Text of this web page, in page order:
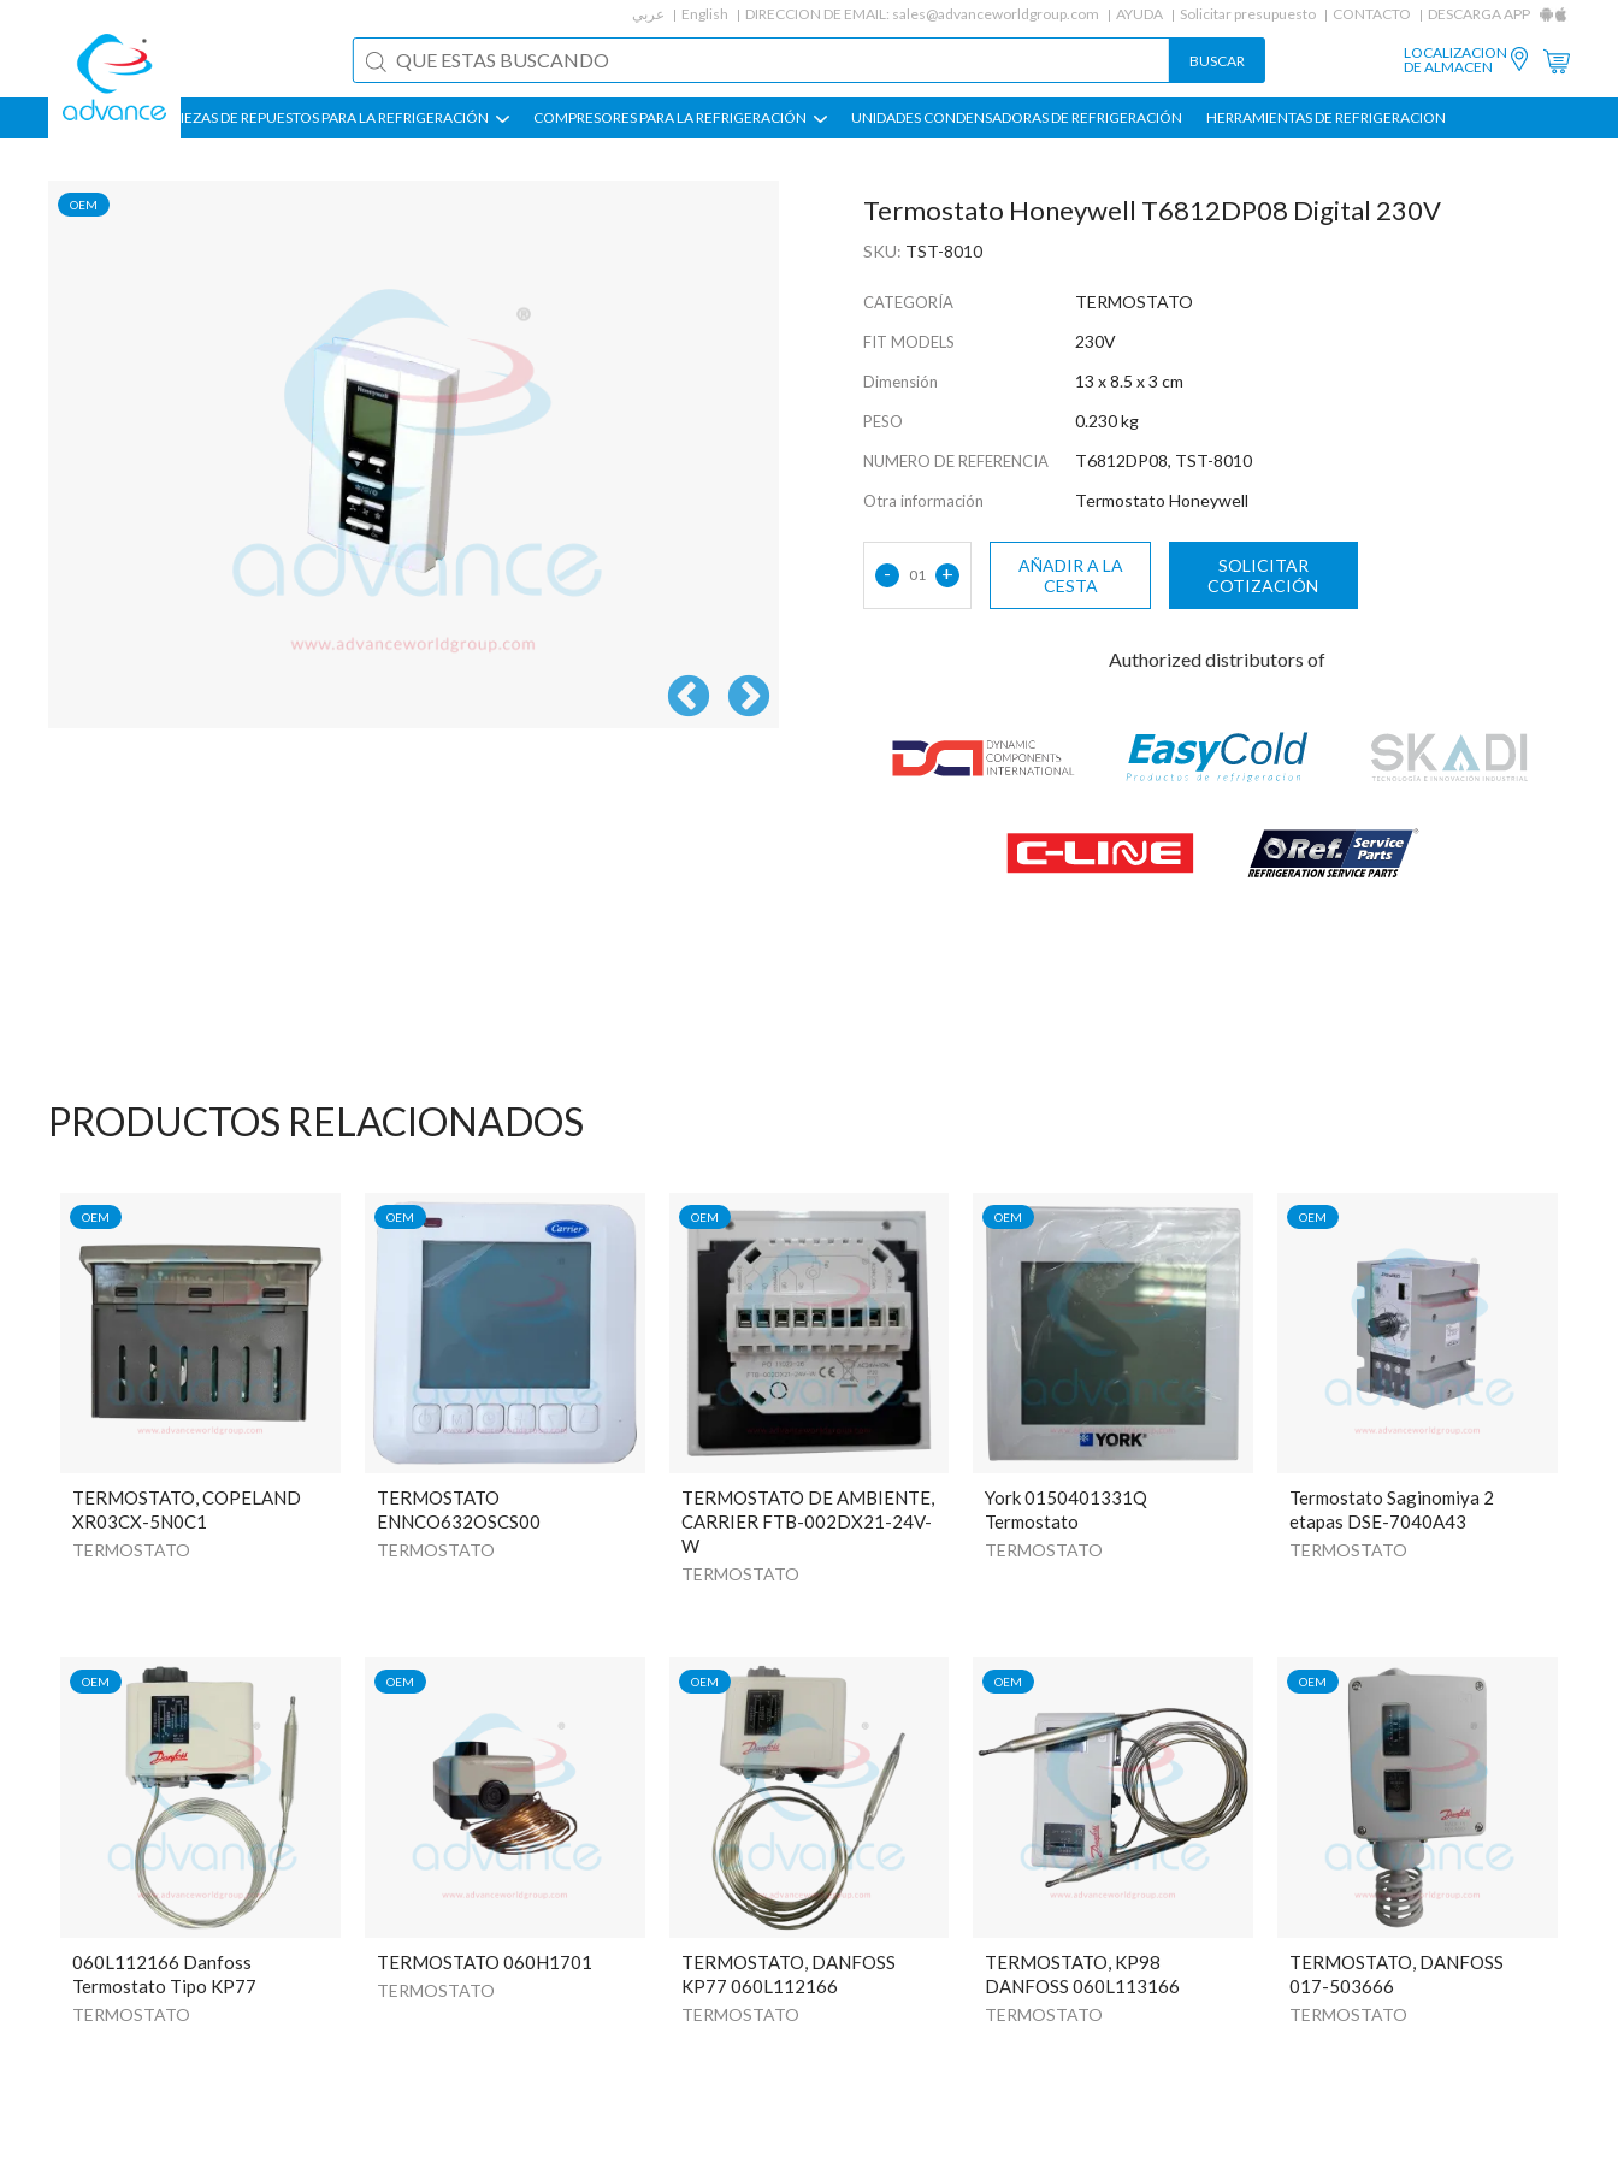
عربي English DIRECCION DE EMAIL: sales@advanceworldgroup.com AYUDA Solicitar presupuesto CONTACTO DESCARGA APP
LOCALIZACION
DE ALMACEN
PIEZAS DE REPUESTOS PARA LA REFRIGERACIÓN COMPRESORES PARA LA REFRIGERACIÓN UNIDADES CONDENSADORAS DE REFRIGERACIÓN HERRAMIENTAS DE REFRIGERACION
OEM Termostato Honeywell T6812DP08 Digital 230V
SKU: TST-8010
CATEGORÍA TERMOSTATO
FIT MODELS 230V
Dimensión 13 x 8.5 x 3 cm
PESO 0.230 kg
NUMERO DE REFERENCIA T6812DP08, TST-8010
Otra información Termostato Honeywell
- 01 +
AÑADIR A LA
CESTA
SOLICITAR
COTIZACIÓN
Authorized distributors of
PRODUCTOS RELACIONADOS
OEM
TERMOSTATO, COPELAND
XR03CX-5N0C1
TERMOSTATO
OEM
TERMOSTATO
ENNCO632OSCS00
TERMOSTATO
OEM
TERMOSTATO DE AMBIENTE,
CARRIER FTB-002DX21-24V-
W
TERMOSTATO
OEM
York 0150401331Q
Termostato
TERMOSTATO
OEM
Termostato Saginomiya 2
etapas DSE-7040A43
TERMOSTATO
OEM
060L112166 Danfoss
Termostato Tipo KP77
TERMOSTATO
OEM
TERMOSTATO 060H1701
TERMOSTATO
OEM
TERMOSTATO, DANFOSS
KP77 060L112166
TERMOSTATO
OEM
TERMOSTATO, KP98
DANFOSS 060L113166
TERMOSTATO
OEM
TERMOSTATO, DANFOSS
017-503666
TERMOSTATO